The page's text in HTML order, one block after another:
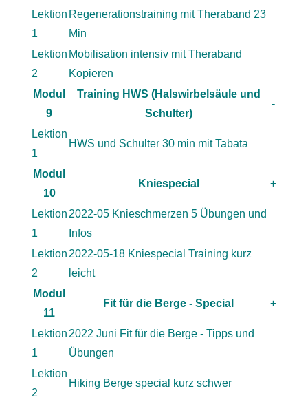
Lektion
1
Regenerationstraining mit Theraband 23
Min
Lektion
2
Mobilisation intensiv mit Theraband
Kopieren
Modul
9
Training HWS (Halswirbelsäule und
Schulter)
-
Lektion
1
HWS und Schulter 30 min mit Tabata
Modul
10
Kniespecial +
Lektion
1
2022-05 Knieschmerzen 5 Übungen und
Infos
Lektion
2
2022-05-18 Kniespecial Training kurz
leicht
Modul
11
Fit für die Berge - Special +
Lektion
1
2022 Juni Fit für die Berge - Tipps und
Übungen
Lektion
2
Hiking Berge special kurz schwer